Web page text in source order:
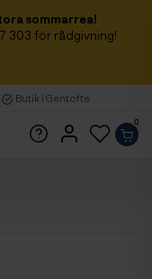
sommarrea!
303 för rådgivning!
Butik i Gentofte
0